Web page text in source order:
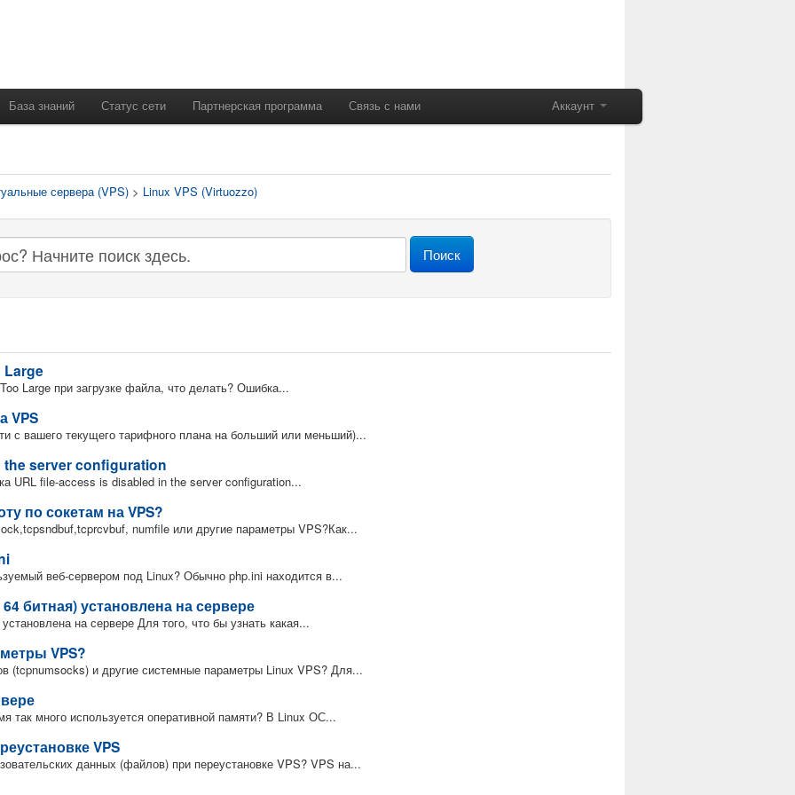
База знаний Статус сети Партнерская программа Связь с нами Аккаунт
сервера (VPS) > Linux VPS (Virtuozzo)
Large
Large при загрузке файла, что делать? Ошибка...
VPS
с вашего текущего тарифного плана на больший или меньший)...
server configuration
URL file-access is disabled in the server configuration...
по сокетам на VPS?
numfile или другие параметры VPS?Как...
веб-сервером под Linux? Обычно php.ini находится в...
битная) установлена на сервере
на сервере Для того, что бы узнать какая...
VPS?
(tcpnumsocks) и другие системные параметры Linux VPS? Для...
так много используется оперативной памяти? В Linux ОС...
VPS
данных (файлов) при переустановке VPS? VPS на...